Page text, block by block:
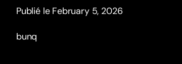
Publié le February 5, 2026
bunq